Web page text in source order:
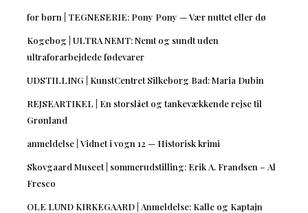
for børn | TEGNESERIE: Pony Pony — Vær nuttet eller dø
Kogebog | ULTRA NEMT: Nemt og sundt uden
ultraforarbejdede fødevarer
UDSTILLING | KunstCentret Silkeborg Bad: Maria Dubin
REJSEARTIKEL | En storslået og tankevækkende rejse til
Grønland
anmeldelse | Vidnet i vogn 12 — Historisk krimi
Skovgaard Museet | sommerudstilling: Erik A. Frandsen – Al
Fresco
OLE LUND KIRKEGAARD | Anmeldelse: Kalle og Kaptajn